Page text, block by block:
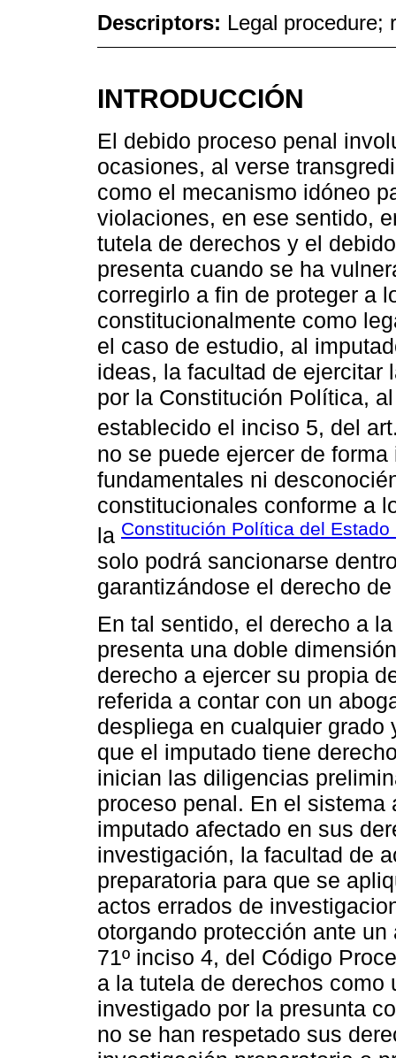
Descriptors: Legal procedure;
INTRODUCCIÓN
El debido proceso penal
ocasiones, al verse
como el mecanismo idóneo
violaciones, en ese sentido,
tutela de derechos y el
presenta cuando se ha
corregirlo a fin de proteger a
constitucionalmente como
el caso de estudio, al
ideas, la facultad de ejercitar
por la Constitución Política,
establecido el inciso 5, del
no se puede ejercer de
fundamentales ni
constitucionales conforme a
la Constitución Política del Estado
solo podrá sancionarse
garantizándose el derecho
En tal sentido, el derecho a
presenta una doble
derecho a ejercer su propia
referida a contar con un
despliega en cualquier
que el imputado tiene
inician las diligencias
proceso penal. En el
imputado afectado en sus
investigación, la facultad de
preparatoria para que se
actos errados de
otorgando protección ante
71º inciso 4, del Código
a la tutela de derechos
investigado por la presunta
no se han respetado sus